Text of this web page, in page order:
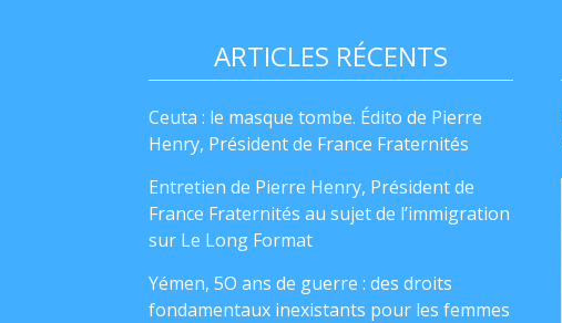
ARTICLES RÉCENTS
Ceuta : le masque tombe. Édito de Pierre
Henry, Président de France Fraternités
Entretien de Pierre Henry, Président de
France Fraternités au sujet de l’immigration
sur Le Long Format
Yémen, 5O ans de guerre : des droits
fondamentaux inexistants pour les femmes